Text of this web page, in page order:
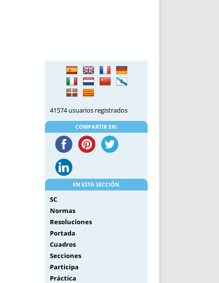
41574 usuarios registrados
COMPARTIR EN:
EN ESTA SECCIÓN
SC
Normas
Resoluciones
Portada
Cuadros
Secciones
Participa
Práctica